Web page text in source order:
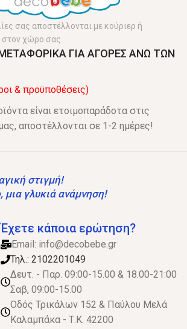
σας αποστέλλονται με κούριερ ή
στον χώρο σας.
ΓΙΑ ΑΓΟΡΕΣ ΑΝΩ ΤΩΝ
& προϋποθέσεις)
είναι ετοιμοπαράδοτα στις
αποστέλλονται σε 1-2 ημέρες!
στιγμή!
μια γλυκιά ανάμνηση!
Έχετε κάποια ερώτηση?
Email: info@decobebe.gr
Τηλ.: 2102201049
Δευτ. - Παρ. 09:00-15.00 & 18.00-21:00
Σαβ, 09:00-15.00
Οδός Τρικάλων 152 & Παύλου Μελά
Καλαμπάκα - Τ.Κ. 42200